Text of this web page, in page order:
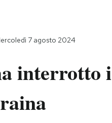
7 agosto 2024
interrotto i